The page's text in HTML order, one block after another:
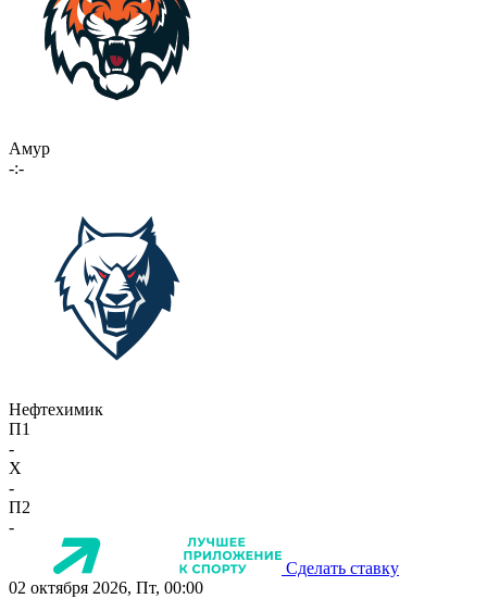
Амур
-:-
Нефтехимик
П1
-
X
-
П2
-
Сделать ставку
02 октября 2026, Пт, 00:00